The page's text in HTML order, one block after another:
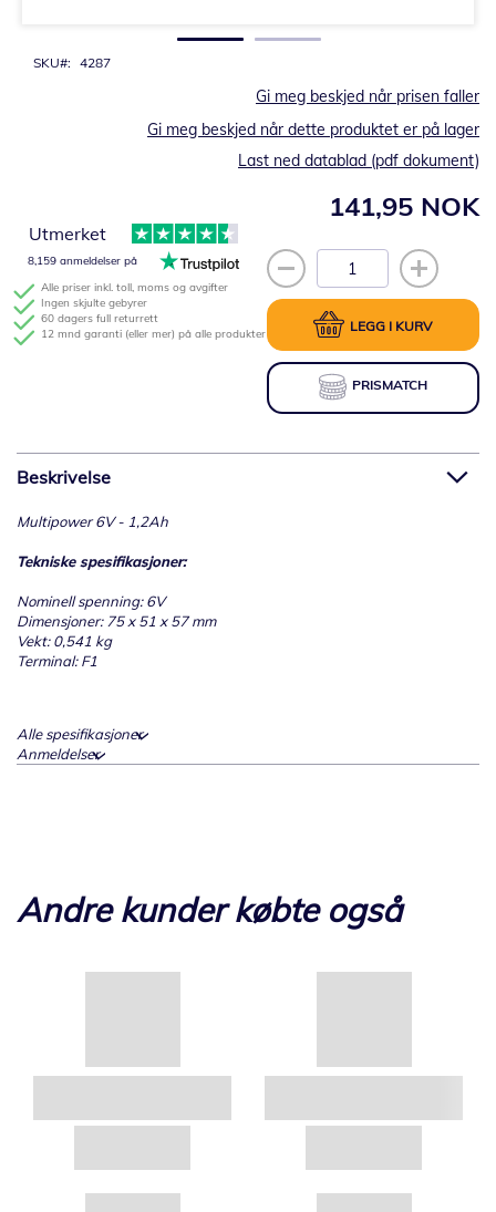
SKU 4287
141,95 NOK
Gi meg beskjed når prisen faller
Gi meg beskjed når dette produktet er på lager
LEGG I KURV
PRISMATCH
Alle priser inkl. toll, moms og avgifter
Ingen skjulte gebyrer
60 dagers full returrett
12 mnd garanti (eller mer) på alle produkter
Utmerket
8,159 anmeldelser på
Last ned datablad (pdf dokument)
Beskrivelse
Multipower 6V - 1,2Ah
Tekniske spesifikasjoner:
Nominell spenning: 6V
Dimensjoner: 75 x 51 x 57 mm
Vekt: 0,541 kg
Terminal: F1
Alle spesifikasjoner
Anmeldelser
Andre kunder købte også